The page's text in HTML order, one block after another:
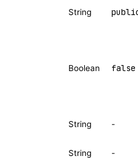
String
Boolean false
String -
String -